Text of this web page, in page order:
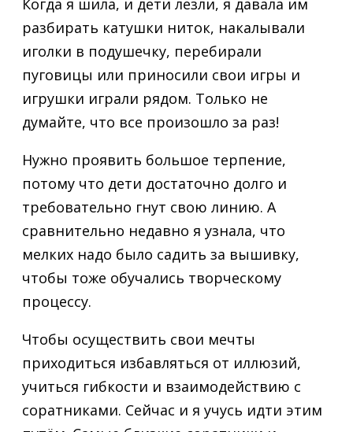
Когда я шила, и дети лезли, я давала им
разбирать катушки ниток, накалывали
иголки в подушечку, перебирали
пуговицы или приносили свои игры и
игрушки играли рядом. Только не
думайте, что все произошло за раз!
Нужно проявить большое терпение,
потому что дети достаточно долго и
требовательно гнут свою линию. А
сравнительно недавно я узнала, что
мелких надо было садить за вышивку,
чтобы тоже обучались творческому
процессу.
Чтобы осуществить свои мечты
приходиться избавляться от иллюзий,
учиться гибкости и взаимодействию с
соратниками. Сейчас и я учусь идти этим